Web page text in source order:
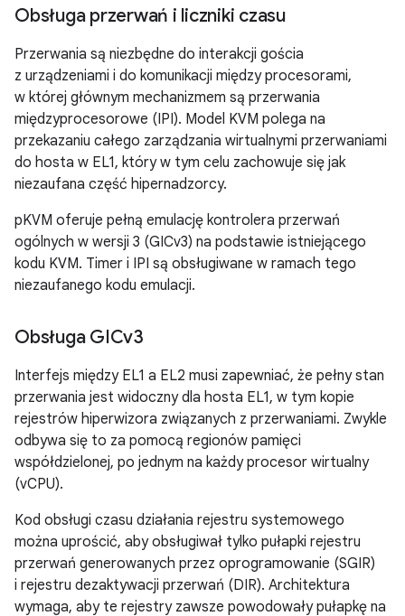
Obsługa przerwań i liczniki czasu
Przerwania są niezbędne do interakcji gościa
z urządzeniami i do komunikacji między procesorami,
w której głównym mechanizmem są przerwania
międzyprocesorowe (IPI). Model KVM polega na
przekazaniu całego zarządzania wirtualnymi przerwaniami
do hosta w EL1, który w tym celu zachowuje się jak
niezaufana część hipernadzorcy.
pKVM oferuje pełną emulację kontrolera przerwań
ogólnych w wersji 3 (GICv3) na podstawie istniejącego
kodu KVM. Timer i IPI są obsługiwane w ramach tego
niezaufanego kodu emulacji.
Obsługa GICv3
Interfejs między EL1 a EL2 musi zapewniać, że pełny stan
przerwania jest widoczny dla hosta EL1, w tym kopie
rejestrów hiperwizora związanych z przerwaniami. Zwykle
odbywa się to za pomocą regionów pamięci
współdzielonej, po jednym na każdy procesor wirtualny
(vCPU).
Kod obsługi czasu działania rejestru systemowego
można uprościć, aby obsługiwał tylko pułapki rejestru
przerwań generowanych przez oprogramowanie (SGIR)
i rejestru dezaktywacji przerwań (DIR). Architektura
wymaga, aby te rejestry zawsze powodowały pułapkę na